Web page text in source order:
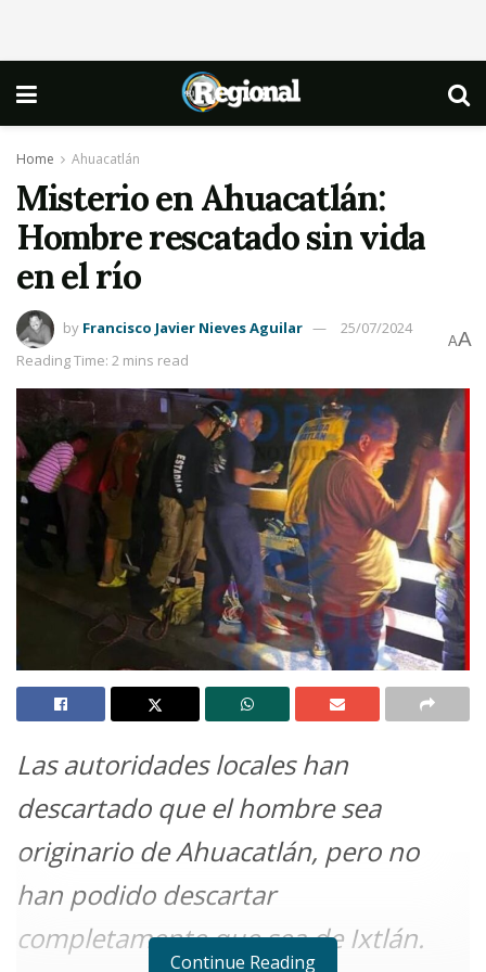
Home Ahuacatlán
Misterio en Ahuacatlán:
Hombre rescatado sin vida
en el río
by Francisco Javier Nieves Aguilar
25/07/2024
Reading Time: 2 mins read
AA
Las autoridades locales han
descartado que el hombre sea
originario de Ahuacatlán, pero no
han podido descartar
completamente que sea de Ixtlán.
Continue Reading